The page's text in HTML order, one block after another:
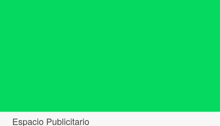
Espacio Publicitario